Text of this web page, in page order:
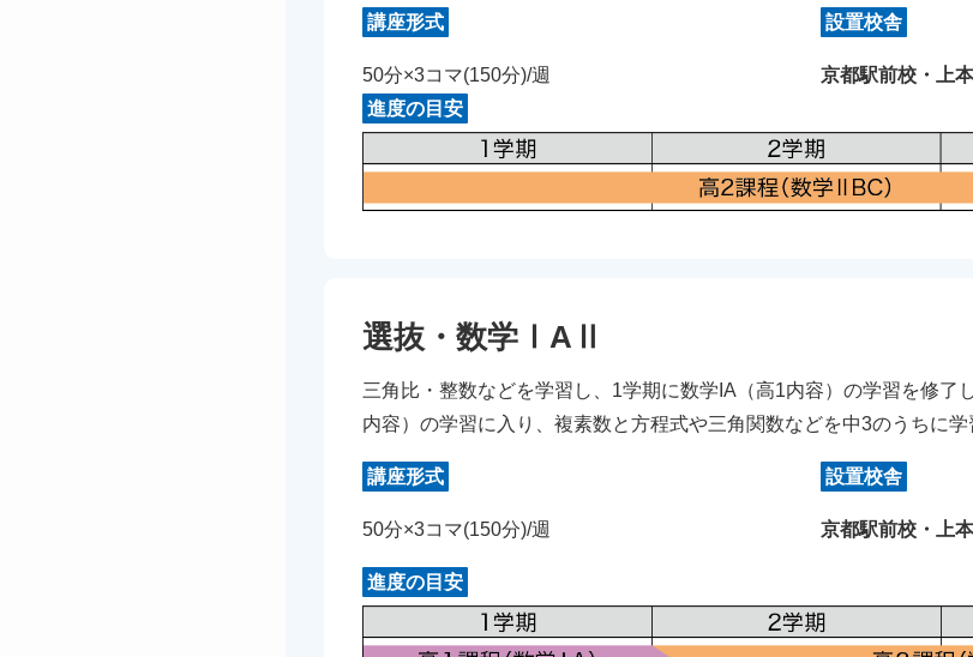
講座形式
50分×3コマ(150分)/週
設置校舎
京都駅前校・上
進度の目安
選抜・数学ⅠAⅡ
三角比・整数などを学習し、1学期に数学IA（高1内容）の学習を修
内容）の学習に入り、複素数と方程式や三角関数などを中3のうちに学
講座形式
50分×3コマ(150分)/週
設置校舎
京都駅前校・上
進度の目安